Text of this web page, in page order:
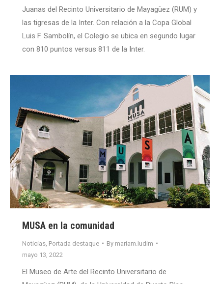
Juanas del Recinto Universitario de Mayagüez (RUM) y
las tigresas de la Inter. Con relación a la Copa Global
Luis F. Sambolín, el Colegio se ubica en segundo lugar
con 810 puntos versus 811 de la Inter.
MUSA en la comunidad
Noticias Portada destaque By mariam.ludim
mayo 13, 2022
El Museo de Arte del Recinto Universitario de